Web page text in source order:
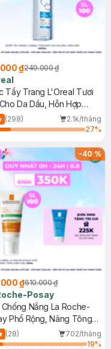
₫249.000 ₫
Tẩy Trang L'Oreal Tươi
Da Dầu, Hỗn Hợp
(298)
2.1k/tháng
27%
-40%
₫610.000 ₫
Posay
Chống Nắng La Roche-
Phổ Rộng, Nâng Tông
50ml
(28)
702/tháng
19%